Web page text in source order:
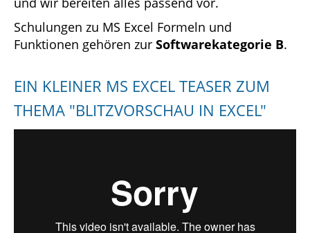
Schulungen zu MS Excel Formeln und
Funktionen gehören zur Softwarekategorie B.
EIN KLEINER MS EXCEL TEASER ZUM
THEMA "BLITZVORSCHAU IN EXCEL"